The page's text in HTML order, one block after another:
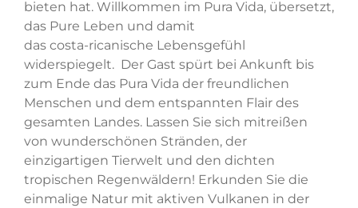
bieten hat. Willkommen im Pura Vida, übersetzt,
das Pure Leben und damit
das costa-ricanische Lebensgefühl
widerspiegelt. Der Gast spürt bei Ankunft bis
zum Ende das Pura Vida der freundlichen
Menschen und dem entspannten Flair des
gesamten Landes. Lassen Sie sich mitreißen
von wunderschönen Stränden, der
einzigartigen Tierwelt und den dichten
tropischen Regenwäldern! Erkunden Sie die
einmalige Natur mit aktiven Vulkanen in der